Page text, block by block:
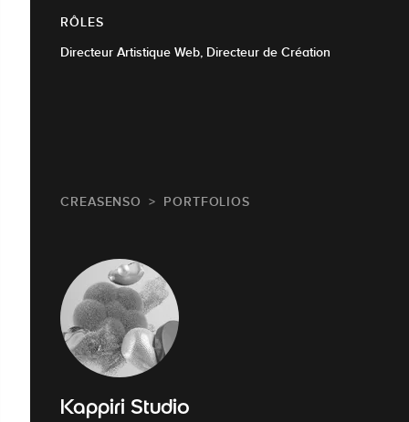
RÔLES
Directeur Artistique Web, Directeur de Création
CREASENSO PORTFOLIOS
Kappiri Studio